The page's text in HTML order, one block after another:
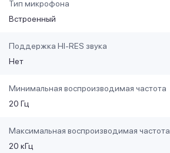
Тип микрофона
Встроенный
Поддержка HI-RES звука
Нет
Минимальная воспроизводимая частота
20 Гц
Максимальная воспроизводимая частота
20 кГц